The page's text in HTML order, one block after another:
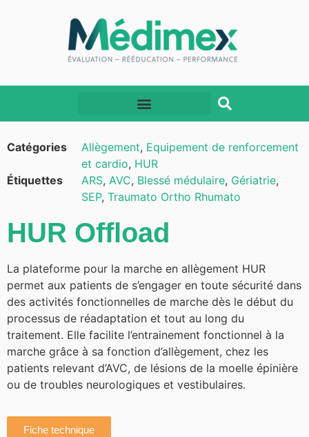
Catégories Allègement, Equipement de renforcement
et cardio, HUR
Étiquettes
ARS, AVC, Blessé médulaire, Gériatrie,
SEP, Traumato Ortho Rhumato
HUR Offload
La plateforme pour la marche en allègement HUR
permet aux patients de s’engager en toute sécurité dans
des activités fonctionnelles de marche dès le début du
processus de réadaptation et tout au long du
traitement. Elle facilite l’entrainement fonctionnel à la
marche grâce à sa fonction d’allègement, chez les
patients relevant d’AVC, de lésions de la moelle épinière
ou de troubles neurologiques et vestibulaires.
Fiche technique